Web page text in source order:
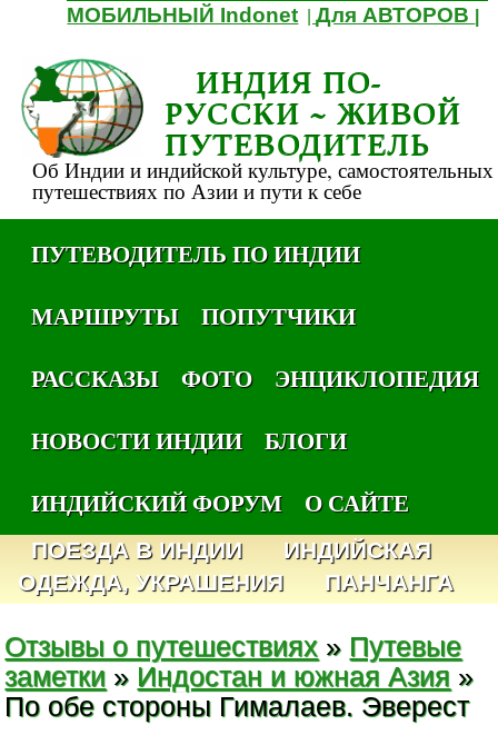
МОБИЛЬНЫЙ Indonet |Для АВТОРОВ
ИНДИЯ ПО-
РУССКИ ~ ЖИВОЙ
ПУТЕВОДИТЕЛЬ
Об Индии и индийской культуре, самостоятельных
путешествиях по Азии и пути к себе
ПУТЕВОДИТЕЛЬ ПО ИНДИИ
МАРШРУТЫ
ПОПУТЧИКИ
РАССКАЗЫ
ФОТО
ЭНЦИКЛОПЕДИЯ
НОВОСТИ ИНДИИ
БЛОГИ
ИНДИЙСКИЙ ФОРУМ
О САЙТЕ
ПОЕЗДА В ИНДИИ
ИНДИЙСКАЯ
ОДЕЖДА, УКРАШЕНИЯ
ПАНЧАНГА
Отзывы о путешествиях » Путевые
заметки » Индостан и южная Азия »
По обе стороны Гималаев. Эверест